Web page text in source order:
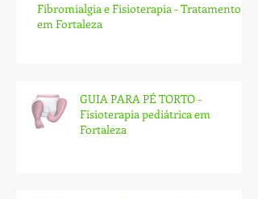
Fibromialgia e Fisioterapia - Tratamento
em Fortaleza
GUIA PARA PÉ TORTO -
Fisioterapia pediátrica em
Fortaleza